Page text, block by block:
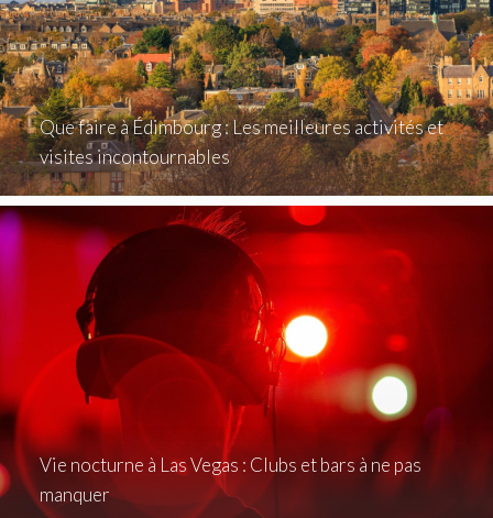
Que faire à Édimbourg : Les meilleures activités et
visites incontournables
Vie nocturne à Las Vegas : Clubs et bars à ne pas
manquer